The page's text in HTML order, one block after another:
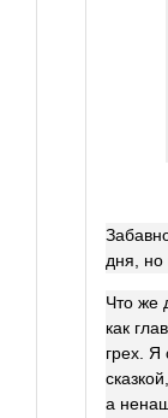
дня, но
Что же
как
грех. Я
а